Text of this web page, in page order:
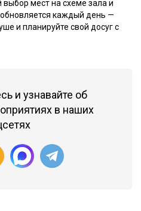
мест на схеме зала и
каждый день —
и планируйте свой досуг с
и узнавайте об
в наших